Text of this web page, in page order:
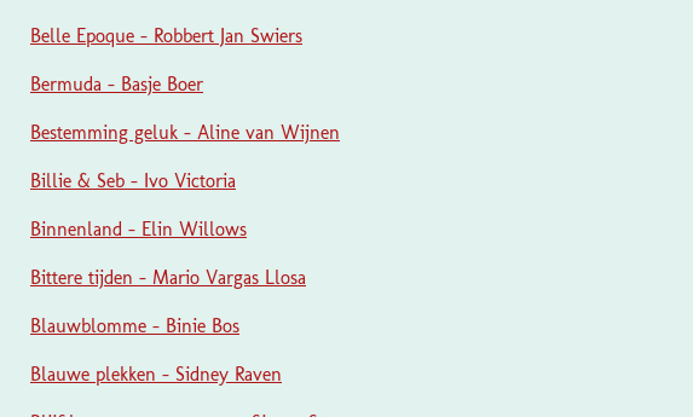
Belle Epoque - Robbert Jan Swiers
Bermuda - Basje Boer
Bestemming geluk - Aline van Wijnen
Billie & Seb - Ivo Victoria
Binnenland - Elin Willows
Bittere tijden - Mario Vargas Llosa
Blauwblomme - Binie Bos
Blauwe plekken - Sidney Raven